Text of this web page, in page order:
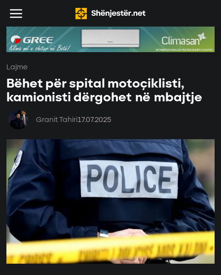
Lajme
Bëhet për spital motoçiklisti,
kamionisti dërgohet në mbajtje
Granit Tahiri17.07.2025